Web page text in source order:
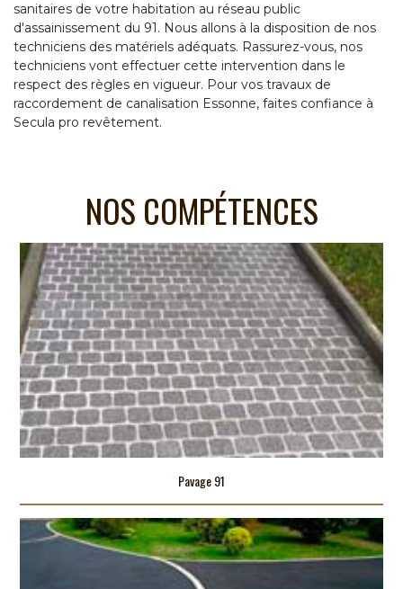
sanitaires de votre habitation au réseau public
d'assainissement du 91. Nous allons à la disposition de nos
techniciens des matériels adéquats. Rassurez-vous, nos
techniciens vont effectuer cette intervention dans le
respect des règles en vigueur. Pour vos travaux de
raccordement de canalisation Essonne, faites confiance à
Secula pro revêtement.
NOS COMPÉTENCES
Pavage 91